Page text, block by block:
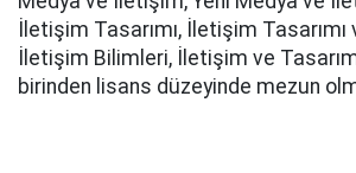
İletişim Tasarımı, İletişim
İletişim Bilimleri, İletişim ve
birinden lisans düzeyinde mezun